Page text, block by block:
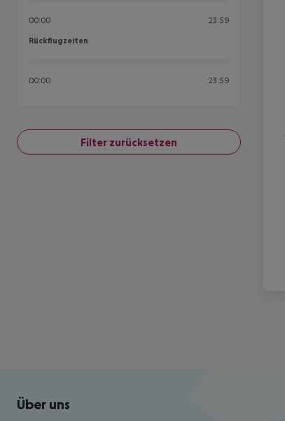
00:00 23:59
Rückflugzeiten
Rückflugzeiten
00:00 23:59
Filter zurücksetzen
Footer navigation
Über uns